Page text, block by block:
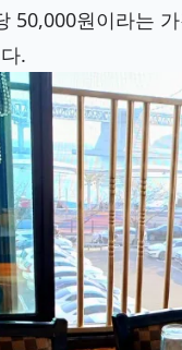
50,000원이라는
.